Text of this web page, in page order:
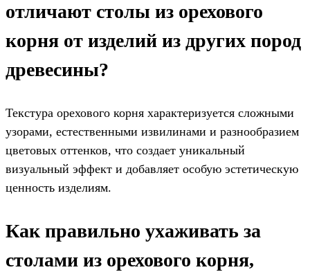
отличают столы из орехового
корня от изделий из других пород
древесины?
Текстура орехового корня характеризуется сложными
узорами, естественными извилинами и разнообразием
цветовых оттенков, что создает уникальный
визуальный эффект и добавляет особую эстетическую
ценность изделиям.
Как правильно ухаживать за
столами из орехового корня,